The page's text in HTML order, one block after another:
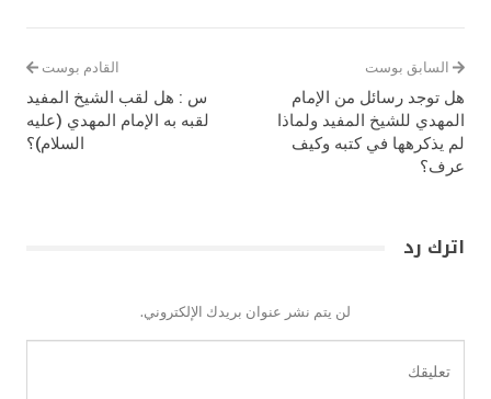
السابق بوست
هل توجد رسائل من الإمام
المهدي للشيخ المفيد ولماذا
لم يذكرهها في كتبه وكيف
عرف؟
القادم بوست
س : هل لقب الشيخ المفيد
لقبه به الإمام المهدي (عليه
السلام)؟
اترك رد
لن يتم نشر عنوان بريدك الإلكتروني.